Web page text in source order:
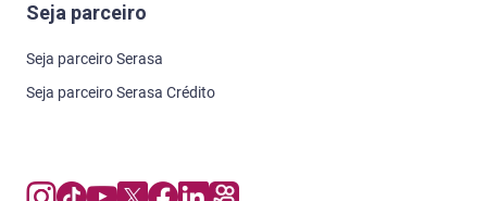
Seja parceiro
Seja parceiro Serasa
Seja parceiro Serasa Crédito